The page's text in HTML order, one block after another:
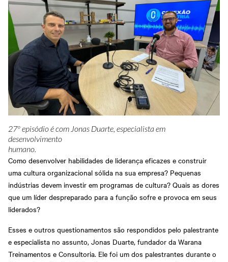
27º episódio é com Jonas Duarte, especialista em
desenvolvimento
humano.
Como desenvolver habilidades de liderança eficazes e construir
uma cultura organizacional sólida na sua empresa? Pequenas
indústrias devem investir em programas de cultura? Quais as dores
que um líder despreparado para a função sofre e provoca em seus
liderados?
Esses e outros questionamentos são respondidos pelo palestrante
e especialista no assunto, Jonas Duarte, fundador da Warana
Treinamentos e Consultoria. Ele foi um dos palestrantes durante o